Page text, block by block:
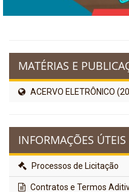
MATÉRIAS E
ACERVO ELETRÔNICO
INFORMAÇÕES ÚTEIS
Processos de Licitação
Contratos e Termos